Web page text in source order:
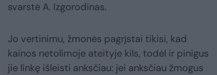
svarstė A. Izgorodinas.
Jo vertinimu, žmonės pagrįstai tikisi, kad
kainos netolimoje ateityje kils, todėl ir pinigus
jie linkę išleisti anksčiau: jei anksčiau žmogus